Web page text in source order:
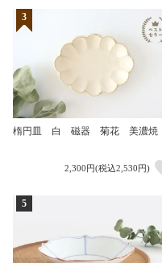
3
楕円皿 白 磁器 菊花 美濃焼
2,300円(税込2,530円)
5